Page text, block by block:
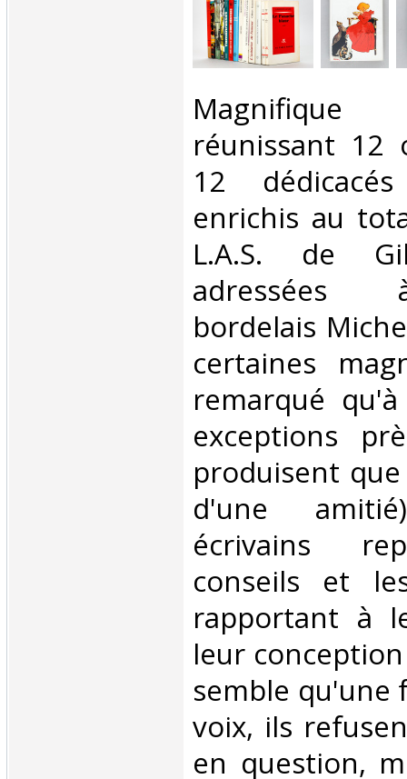
réunissant 12
12
enrichis au
L.A.S. de
adressées
bordelais
certaines
remarqué
exceptions
produisent
d'une
écrivains
conseils et
rapportant à
leur
semble qu'une
voix, ils
en question,